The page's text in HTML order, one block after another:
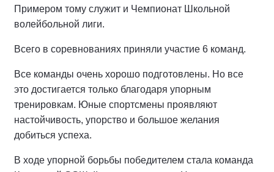
Примером тому служит и Чемпионат Школьной
волейбольной лиги.
Всего в соревнованиях приняли участие 6 команд.
Все команды очень хорошо подготовлены. Но все
это достигается только благодаря упорным
тренировкам. Юные спортсмены проявляют
настойчивость, упорство и большое желания
добиться успеха.
В ходе упорной борьбы победителем стала команда